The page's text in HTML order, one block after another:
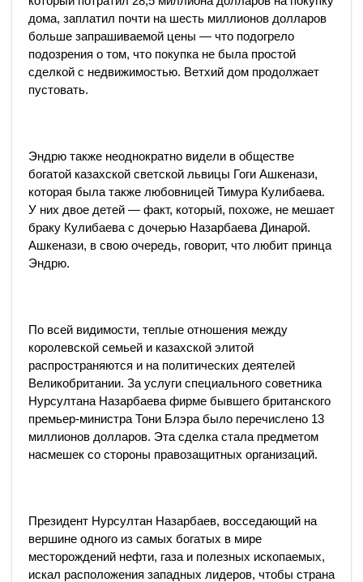
дома, заплатил почти на шесть миллионов долларов
больше запрашиваемой цены — что подогрело
подозрения о том, что покупка не была простой
сделкой с недвижимостью. Ветхий дом продолжает
пустовать.
Эндрю также неоднократно видели в обществе
богатой казахской светской львицы Гоги Ашкенази,
которая была также любовницей Тимура Кулибаева.
У них двое детей — факт, который, похоже, не мешает
браку Кулибаева с дочерью Назарбаева Динарой.
Ашкенази, в свою очередь, говорит, что любит принца
Эндрю.
По всей видимости, теплые отношения между
королевской семьей и казахской элитой
распространяются и на политических деятелей
Великобритании. За услуги специального советника
Нурсултана Назарбаева фирме бывшего британского
премьер-министра Тони Блэра было перечислено 13
миллионов долларов. Эта сделка стала предметом
насмешек со стороны правозащитных организаций.
Президент Нурсултан Назарбаев, восседающий на
вершине одного из самых богатых в мире
месторождений нефти, газа и полезных ископаемых,
искал расположения западных лидеров, чтобы страна